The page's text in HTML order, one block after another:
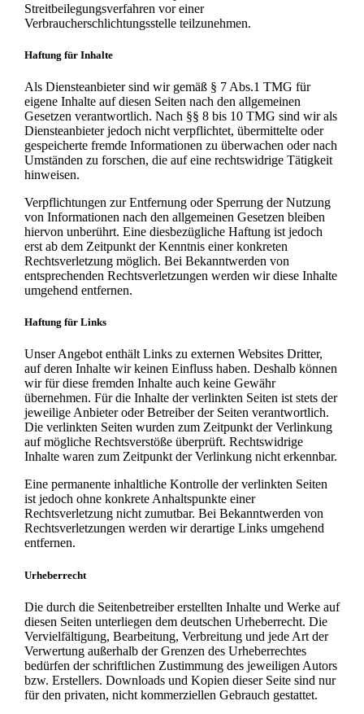
Streitbeilegungsverfahren vor einer
Verbraucherschlichtungsstelle teilzunehmen.
Haftung für Inhalte
Als Diensteanbieter sind wir gemäß § 7 Abs.1 TMG für
eigene Inhalte auf diesen Seiten nach den allgemeinen
Gesetzen verantwortlich. Nach §§ 8 bis 10 TMG sind wir als
Diensteanbieter jedoch nicht verpflichtet, übermittelte oder
gespeicherte fremde Informationen zu überwachen oder nach
Umständen zu forschen, die auf eine rechtswidrige Tätigkeit
hinweisen.
Verpflichtungen zur Entfernung oder Sperrung der Nutzung
von Informationen nach den allgemeinen Gesetzen bleiben
hiervon unberührt. Eine diesbezügliche Haftung ist jedoch
erst ab dem Zeitpunkt der Kenntnis einer konkreten
Rechtsverletzung möglich. Bei Bekanntwerden von
entsprechenden Rechtsverletzungen werden wir diese Inhalte
umgehend entfernen.
Haftung für Links
Unser Angebot enthält Links zu externen Websites Dritter,
auf deren Inhalte wir keinen Einfluss haben. Deshalb können
wir für diese fremden Inhalte auch keine Gewähr
übernehmen. Für die Inhalte der verlinkten Seiten ist stets der
jeweilige Anbieter oder Betreiber der Seiten verantwortlich.
Die verlinkten Seiten wurden zum Zeitpunkt der Verlinkung
auf mögliche Rechtsverstöße überprüft. Rechtswidrige
Inhalte waren zum Zeitpunkt der Verlinkung nicht erkennbar.
Eine permanente inhaltliche Kontrolle der verlinkten Seiten
ist jedoch ohne konkrete Anhaltspunkte einer
Rechtsverletzung nicht zumutbar. Bei Bekanntwerden von
Rechtsverletzungen werden wir derartige Links umgehend
entfernen.
Urheberrecht
Die durch die Seitenbetreiber erstellten Inhalte und Werke auf
diesen Seiten unterliegen dem deutschen Urheberrecht. Die
Vervielfältigung, Bearbeitung, Verbreitung und jede Art der
Verwertung außerhalb der Grenzen des Urheberrechtes
bedürfen der schriftlichen Zustimmung des jeweiligen Autors
bzw. Erstellers. Downloads und Kopien dieser Seite sind nur
für den privaten, nicht kommerziellen Gebrauch gestattet.